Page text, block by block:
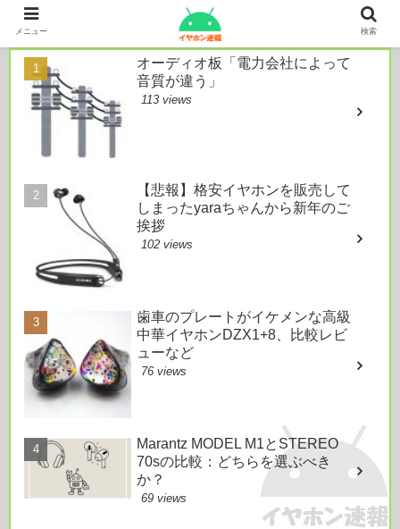
本日のおすすめ
オーディオ板「電力会社によって
音質が違う」
113 views
【悲報】格安イヤホンを販売して
しまったyaraちゃんから新年のご
挨拶
102 views
歯車のプレートがイケメンな高級
中華イヤホンDZX1+8、比較レビ
ューなど
76 views
Marantz MODEL M1とSTEREO
70sの比較：どちらを選ぶべき
か？
69 views
メニュー 検索